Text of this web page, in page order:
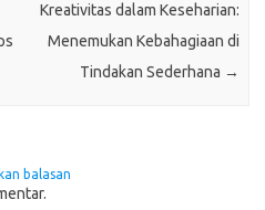
Kreativitas dalam Keseharian:
Menemukan Kebahagiaan di
Tindakan Sederhana →
balasan